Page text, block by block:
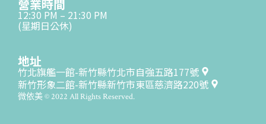
營業時間
12:30 PM – 21:30 PM
(星期日公休)
地址
竹北旗艦一館-新竹縣竹北市自強五路177號
新竹形象二館-新竹縣新竹市東區慈濟路220號
微依美 © 2022 All Rights Reserved.